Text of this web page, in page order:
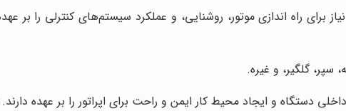
برای راه اندازی موتور، روشنایی، و عملکرد سیستم‌های کنترلی را بر
سپر، گلگیر، و غیره.
دستگاه و ایجاد محیط کار ایمن و راحت برای اپراتور را بر عهده